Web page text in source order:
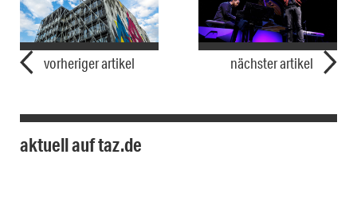
vorheriger artikel nächster artikel
aktuell auf taz.de